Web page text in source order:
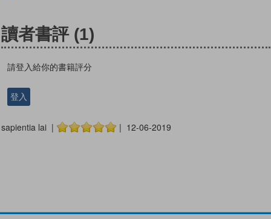
讀者書評 (1)
請登入給你的書籍評分
登入
sapientia lai | | 12-06-2019